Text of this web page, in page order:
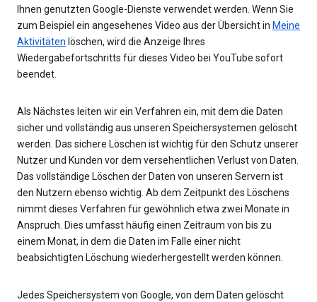
Ihnen genutzten Google-Dienste verwendet werden. Wenn Sie
zum Beispiel ein angesehenes Video aus der Übersicht in Meine
Aktivitäten löschen, wird die Anzeige Ihres
Wiedergabefortschritts für dieses Video bei YouTube sofort
beendet.
Als Nächstes leiten wir ein Verfahren ein, mit dem die Daten
sicher und vollständig aus unseren Speichersystemen gelöscht
werden. Das sichere Löschen ist wichtig für den Schutz unserer
Nutzer und Kunden vor dem versehentlichen Verlust von Daten.
Das vollständige Löschen der Daten von unseren Servern ist
den Nutzern ebenso wichtig. Ab dem Zeitpunkt des Löschens
nimmt dieses Verfahren für gewöhnlich etwa zwei Monate in
Anspruch. Dies umfasst häufig einen Zeitraum von bis zu
einem Monat, in dem die Daten im Falle einer nicht
beabsichtigten Löschung wiederhergestellt werden können.
Jedes Speichersystem von Google, von dem Daten gelöscht